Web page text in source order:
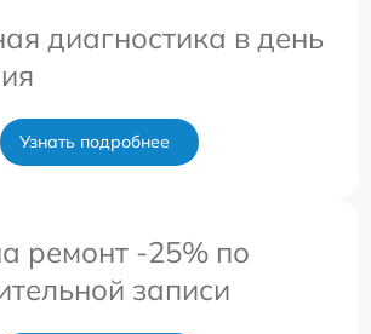
диагностика в день
Узнать подробнее
ремонт -25% по
записи